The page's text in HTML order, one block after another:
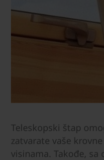
Teleskopski štap
zatvarate vaše
visinama. Takođe, sa